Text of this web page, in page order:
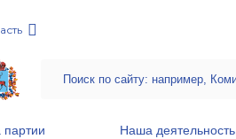
партии Наша деятельность